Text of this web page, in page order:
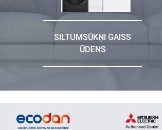
SILTUMSŪKŅI GAISS
ŪDENS